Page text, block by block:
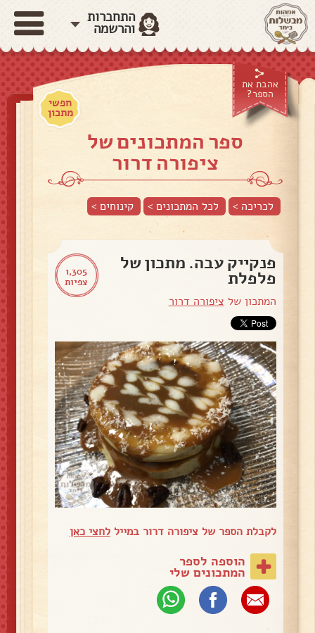
התחברות
והרשמה
אהבת את
הספר?
חפשי
מתכון
ספר המתכונים של
ציפורה דרור
לכריכה > לכל המתכונים > קינוחים>
1,305
צפיות
פנקייק עבה. מתכון של
פלפלת
המתכון של ציפורה דרור
לקבלת הספר של ציפורה דרור במייללחצי כאן
הוספה לספר
המתכונים שלי